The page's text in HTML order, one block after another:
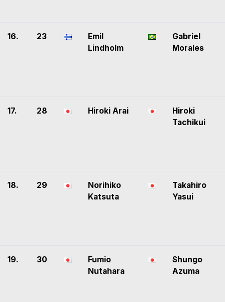
16. 23
Emil
Lindholm
Gabriel
Morales
17. 28 Hiroki Arai
Hiroki
Tachikui
18. 29
Norihiko
Katsuta
Takahiro
Yasui
19. 30
Fumio
Nutahara
Shungo
Azuma